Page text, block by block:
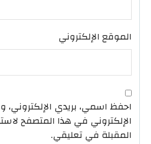
الموقع الإلكتروني
احفظ اسمي، بريدي الإلكتروني،
الإلكتروني في هذا المتصفح
المقبلة في تعليقي.